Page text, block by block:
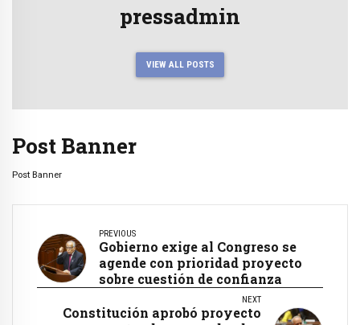
pressadmin
VIEW ALL POSTS
Post Banner
Post Banner
PREVIOUS
Gobierno exige al Congreso se
agende con prioridad proyecto
sobre cuestión de confianza
NEXT
Constitución aprobó proyecto